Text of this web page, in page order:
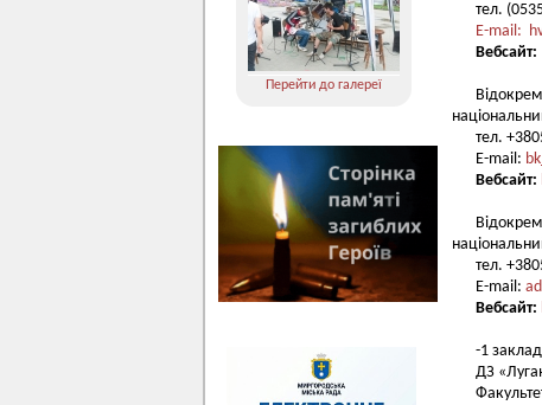
Перейти до галереї
тел.
E-mail:
Вебсайт:
тел.
E-mail:
Вебсайт:
тел.
E-mail:
Вебсайт:
-1
ДЗ